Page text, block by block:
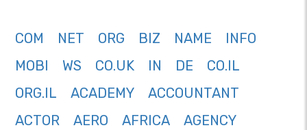
COM NET ORG BIZ NAME
INFO
MOBI
WS CO.UK IN DE
CO.IL
ORG.IL
ACADEMY
ACCOUNTANT
ACTOR
AERO AFRICA
AGENCY